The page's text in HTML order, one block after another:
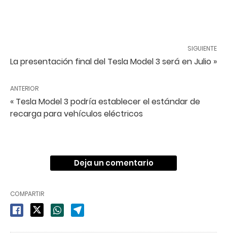
SIGUIENTE
La presentación final del Tesla Model 3 será en Julio »
ANTERIOR
« Tesla Model 3 podría establecer el estándar de
recarga para vehículos eléctricos
Deja un comentario
COMPARTIR